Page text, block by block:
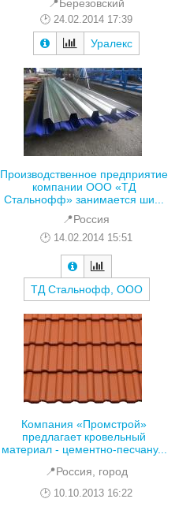
📍Березовский
24.02.2014 17:39
Уралекс
Производственное предприятие
компании ООО «ТД
Стальнофф» занимается ши...
📍Россия
14.02.2014 15:51
ТД Стальнофф, ООО
Компания «Промстрой»
предлагает кровельный
материал - цементно-песчану...
📍Россия, город
10.10.2013 16:22